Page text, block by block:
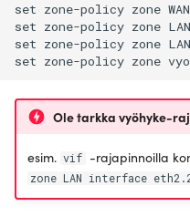
set zone-policy zone
set zone-policy zone
set zone-policy zone
Ole tarkka vyöhyke-
esim. vif -rajapinnoilla
zone LAN interface